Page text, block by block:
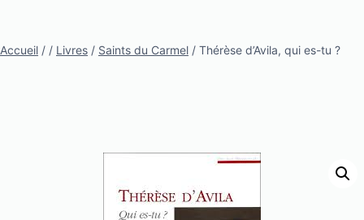
Accueil / / Livres / Saints du Carmel / Thérèse d’Avila, qui es-tu ?